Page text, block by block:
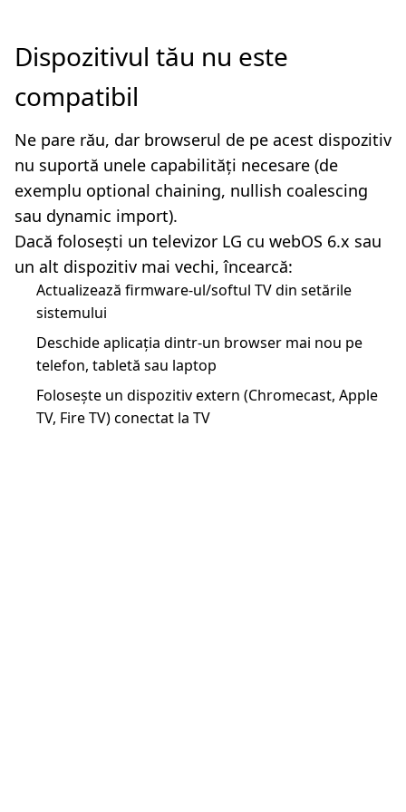
Dispozitivul tău nu este
compatibil
Ne pare rău, dar browserul de pe acest dispozitiv
nu suportă unele capabilități necesare (de
exemplu optional chaining, nullish coalescing
sau dynamic import).
Dacă folosești un televizor LG cu webOS 6.x sau
un alt dispozitiv mai vechi, încearcă:
Actualizează firmware-ul/softul TV din setările
sistemului
Deschide aplicația dintr-un browser mai nou pe
telefon, tabletă sau laptop
Folosește un dispozitiv extern (Chromecast, Apple
TV, Fire TV) conectat la TV